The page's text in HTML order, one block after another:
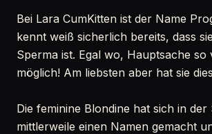
Bei Lara CumKitten ist der Name
kennt weiß sicherlich bereits, dass
Sperma ist. Egal wo, Hauptsache so
möglich! Am liebsten aber hat sie
Die feminine Blondine hat sich in der
mittlerweile einen Namen gemacht